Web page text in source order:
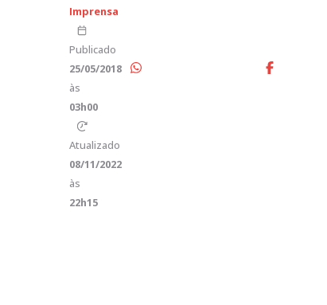
Imprensa
Publicado
25/05/2018
às
03h00
Atualizado
08/11/2022
às
22h15